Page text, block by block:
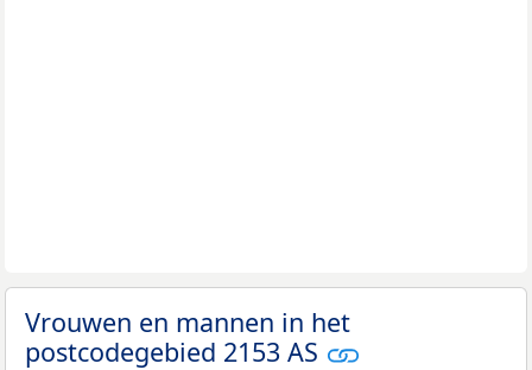
Vrouwen en mannen in het
postcodegebied 2153 AS